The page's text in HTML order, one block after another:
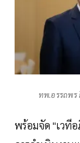
ทพ.อรรถพร
พร้อมจัด "เวทีอ